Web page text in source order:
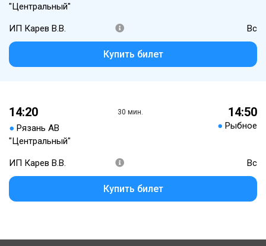
"Центральный"
ИП Карев В.В. Вс
Купить билет
14:20
● Рязань АВ
"Центральный"
30 мин. 14:50
● Рыбное
ИП Карев В.В. Вс
Купить билет